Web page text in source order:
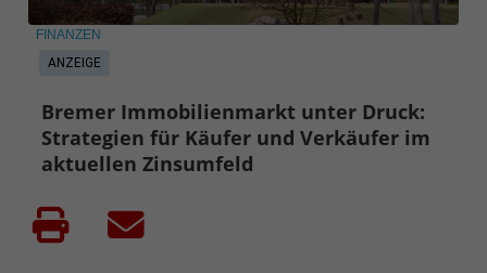
ANZEIGE
FINANZEN
Bremer Immobilienmarkt unter Druck:
Strategien für Käufer und Verkäufer im
aktuellen Zinsumfeld